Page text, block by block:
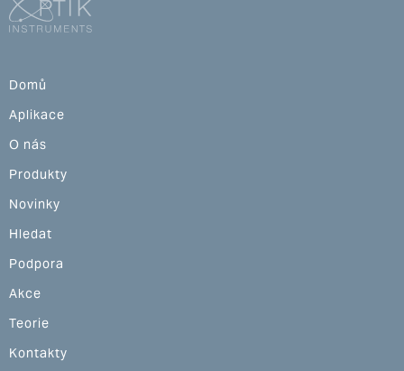
Domů
Aplikace
O nás
Produkty
Novinky
Hledat
Podpora
Akce
Teorie
Kontakty